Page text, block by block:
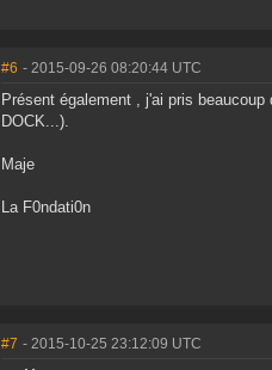
#6 - 2015-09-26 08:20:44 UTC
Présent également , j'ai pris
DOCK...).
Maje
La F0ndati0n
#7 - 2015-10-25 23:12:09 UTC